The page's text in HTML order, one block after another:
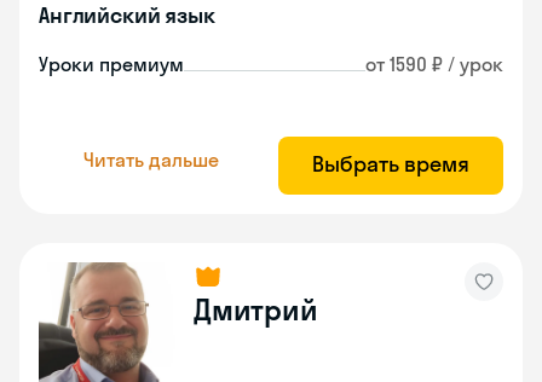
Английский язык
Уроки премиум от 1590 ₽ / урок
Читать дальше Выбрать время
Дмитрий